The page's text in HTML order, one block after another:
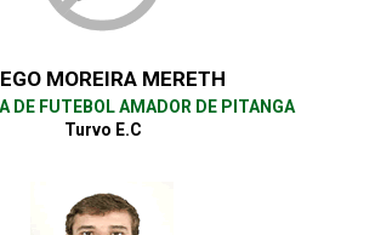
MOREIRA MERETH
DE FUTEBOL AMADOR DE PITANGA
Turvo E.C